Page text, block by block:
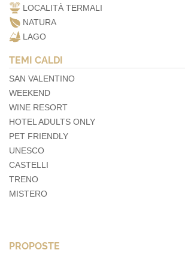
LOCALITÀ TERMALI
NATURA
LAGO
TEMI CALDI
SAN VALENTINO
WEEKEND
WINE RESORT
HOTEL ADULTS ONLY
PET FRIENDLY
UNESCO
CASTELLI
TRENO
MISTERO
PROPOSTE